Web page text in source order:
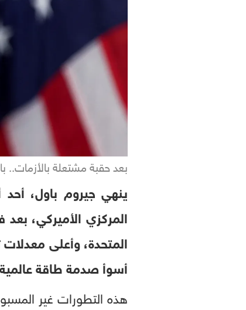
بعد حقبة مشتعلة بالأزمات..
ينهي جيروم باول، أحد
المركزي الأميركي،
أسوأ صدمة طاقة
هذه التطورات غير